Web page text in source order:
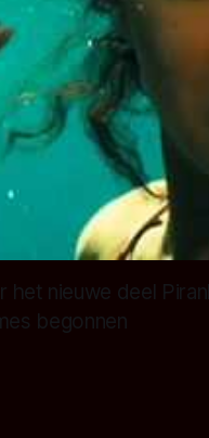
nieuwe deel
begonnen